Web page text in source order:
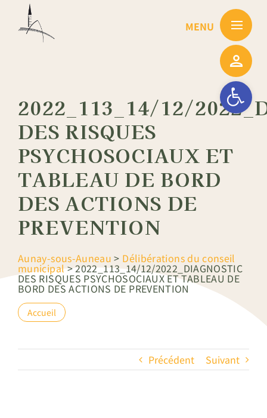
Ouvrir la
2022_113_14/12/
DES RISQUES
PSYCHOSOCIAUX ET
TABLEAU DE BORD
DES ACTIONS DE
PREVENTION
Aunay-sous-Auneau > Délibérations du conseil
municipal>2022_113_14/12/2022_DIAGNOSTIC
DES RISQUES PSYCHOSOCIAUX ET TABLEAU DE
BORD DES ACTIONS DE PREVENTION
Accueil
Précédent Suivant